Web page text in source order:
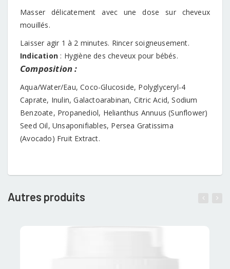
Masser délicatement avec une dose sur cheveux
mouillés.
Laisser agir 1 à 2 minutes. Rincer soigneusement.
Indication : Hygiène des cheveux pour bébés.
Composition :
Aqua/Water/Eau, Coco-Glucoside, Polyglyceryl-4
Caprate, Inulin, Galactoarabinan, Citric Acid, Sodium
Benzoate, Propanediol, Helianthus Annuus (Sunflower)
Seed Oil, Unsaponifiables, Persea Gratissima
(Avocado) Fruit Extract.
Autres produits